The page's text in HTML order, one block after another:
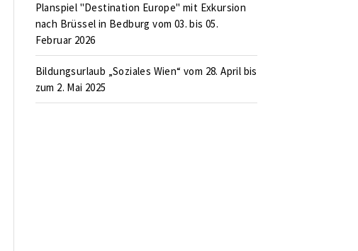
Planspiel "Destination Europe" mit Exkursion
nach Brüssel in Bedburg vom 03. bis 05.
Februar 2026
Bildungsurlaub „Soziales Wien“ vom 28. April bis
zum 2. Mai 2025